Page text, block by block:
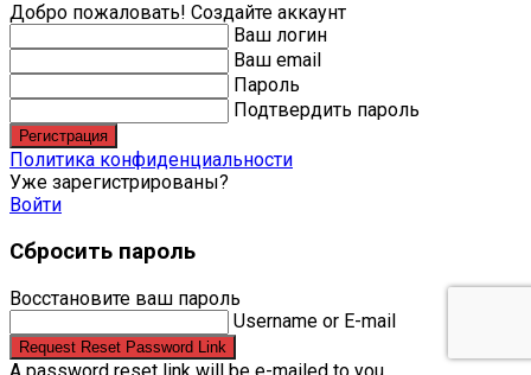
Добро пожаловать! Создайте аккаунт
Ваш логин
Ваш email
Пароль
Подтвердить пароль
Регистрация
Политика конфиденциальности
Уже зарегистрированы?
Войти
Сбросить пароль
Восстановите ваш пароль
Username or E-mail
Request Reset Password Link